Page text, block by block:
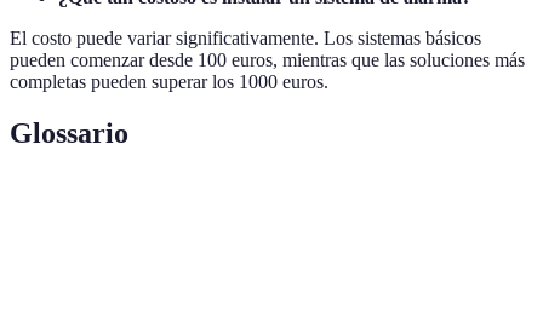
El costo puede variar significativamente. Los sistemas básicos
pueden comenzar desde 100 euros, mientras que las soluciones más
completas pueden superar los 1000 euros.
Glossario